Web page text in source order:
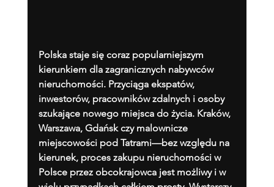
Polska staje się coraz popularniejszym
kierunkiem dla zagranicznych nabywców
nieruchomości. Przyciąga ekspatów,
inwestorów, pracowników zdalnych i osoby
szukające nowego miejsca do życia. Kraków,
Warszawa, Gdańsk czy malownicze
miejscowości pod Tatrami—bez względu na
kierunek, proces zakupu nieruchomości w
Polsce przez obcokrajowca jest możliwy i w